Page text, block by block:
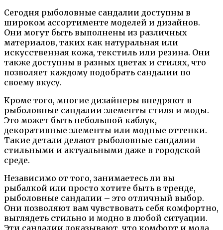
Сегодня рыболовные сандалии доступны в
широком ассортименте моделей и дизайнов.
Они могут быть выполнены из различных
материалов, таких как натуральная или
искусственная кожа, текстиль или резина. Они
также доступны в разных цветах и стилях, что
позволяет каждому подобрать сандалии по
своему вкусу.
Кроме того, многие дизайнеры внедряют в
рыболовные сандалии элементы стиля и моды.
Это может быть небольшой каблук,
декоративные элементы или модные оттенки.
Такие детали делают рыболовные сандалии
стильными и актуальными даже в городской
среде.
Независимо от того, занимаетесь ли вы
рыбалкой или просто хотите быть в тренде,
рыболовные сандалии – это отличный выбор.
Они позволяют вам чувствовать себя комфортно,
выглядеть стильно и модно в любой ситуации.
Эти сандалии доказывают, что комфорт и мода